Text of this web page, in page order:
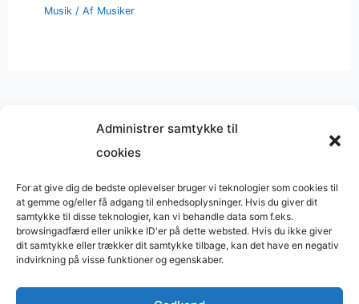
Administrer samtykke til
cookies
For at give dig de bedste oplevelser bruger vi teknologier som cookies til
at gemme og/eller få adgang til enhedsoplysninger. Hvis du giver dit
samtykke til disse teknologier, kan vi behandle data som f.eks.
browsingadfærd eller unikke ID'er på dette websted. Hvis du ikke giver
dit samtykke eller trækker dit samtykke tilbage, kan det have en negativ
indvirkning på visse funktioner og egenskaber.
Musik / Af Musiker
Musik på
Copyright © 2026 BasimWorld
Udviklet afWebbureau.dk
Bygget medWordPress